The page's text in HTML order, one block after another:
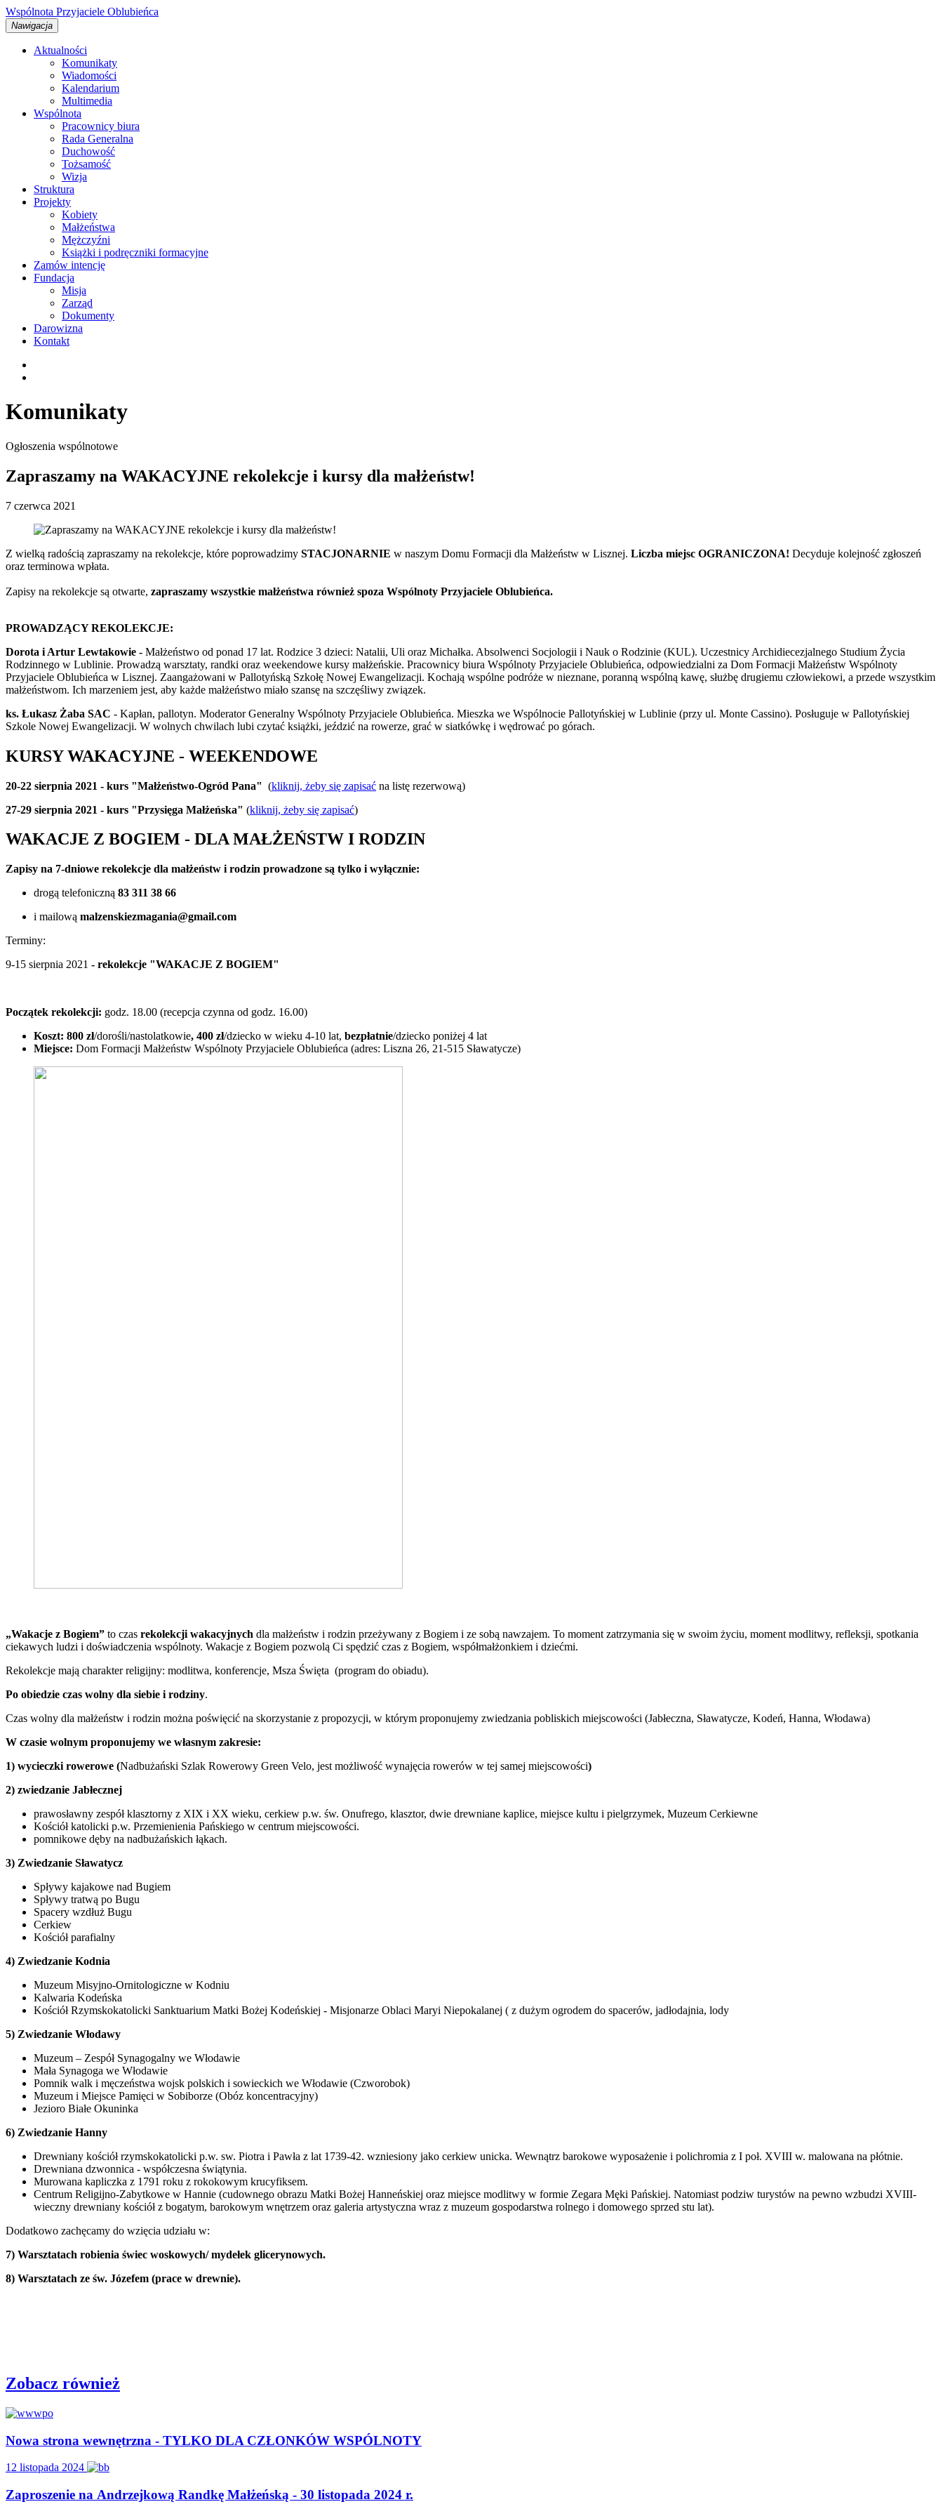
Wspólnota Przyjaciele Oblubieńca
Nawigacja
Aktualności
Komunikaty
Wiadomości
Kalendarium
Multimedia
Wspólnota
Pracownicy biura
Rada Generalna
Duchowość
Tożsamość
Wizja
Struktura
Projekty
Kobiety
Małżeństwa
Mężczyźni
Książki i podręczniki formacyjne
Zamów intencję
Fundacja
Misja
Zarząd
Dokumenty
Darowizna
Kontakt
Komunikaty
Ogłoszenia wspólnotowe
Zapraszamy na WAKACYJNE rekolekcje i kursy dla małżeństw!
7 czerwca 2021
Z wielką radością zapraszamy na rekolekcje, które poprowadzimy STACJONARNIE w naszym Domu Formacji dla Małżeństw w Lisznej. Liczba miejsc OGRANICZONA! Decyduje kolejność zgłoszeń
oraz terminowa wpłata.
Zapisy na rekolekcje są otwarte, zapraszamy wszystkie małżeństwa również spoza Wspólnoty Przyjaciele Oblubieńca.
PROWADZĄCY REKOLEKCJE:
Dorota i Artur Lewtakowie - Małżeństwo od ponad 17 lat. Rodzice 3 dzieci: Natalii, Uli oraz Michałka. Absolwenci Socjologii i Nauk o Rodzinie (KUL). Uczestnicy Archidiecezjalnego Studium Życia
Rodzinnego w Lublinie. Prowadzą warsztaty, randki oraz weekendowe kursy małżeńskie. Pracownicy biura Wspólnoty Przyjaciele Oblubieńca, odpowiedzialni za Dom Formacji Małżeństw Wspólnoty
Przyjaciele Oblubieńca w Lisznej. Zaangażowani w Pallotyńską Szkołę Nowej Ewangelizacji. Kochają wspólne podróże w nieznane, poranną wspólną kawę, służbę drugiemu człowiekowi, a przede wszystkim
małżeństwom. Ich marzeniem jest, aby każde małżeństwo miało szansę na szczęśliwy związek.
ks. Łukasz Żaba SAC - Kapłan, pallotyn. Moderator Generalny Wspólnoty Przyjaciele Oblubieńca. Mieszka we Wspólnocie Pallotyńskiej w Lublinie (przy ul. Monte Cassino). Posługuje w Pallotyńskiej
Szkole Nowej Ewangelizacji. W wolnych chwilach lubi czytać książki, jeździć na rowerze, grać w siatkówkę i wędrować po górach.
KURSY WAKACYJNE - WEEKENDOWE
20-22 sierpnia 2021 - kurs "Małżeństwo-Ogród Pana" (kliknij, żeby się zapisać na listę rezerwową)
27-29 sierpnia 2021 - kurs "Przysięga Małżeńska" (kliknij, żeby się zapisać)
WAKACJE Z BOGIEM - DLA MAŁŻEŃSTW I RODZIN
Zapisy na 7-dniowe rekolekcje dla małżeństw i rodzin prowadzone są tylko i wyłącznie:
drogą telefoniczną 83 311 38 66
i mailową malzenskiezmagania@gmail.com
Terminy:
9-15 sierpnia 2021 - rekolekcje "WAKACJE Z BOGIEM"
Początek rekolekcji: godz. 18.00 (recepcja czynna od godz. 16.00)
Koszt: 800 zł/dorośli/nastolatkowie, 400 zł/dziecko w wieku 4-10 lat, bezpłatnie/dziecko poniżej 4 lat
Miejsce: Dom Formacji Małżeństw Wspólnoty Przyjaciele Oblubieńca (adres: Liszna 26, 21-515 Sławatycze)
„Wakacje z Bogiem” to czas rekolekcji wakacyjnych dla małżeństw i rodzin przeżywany z Bogiem i ze sobą nawzajem. To moment zatrzymania się w swoim życiu, moment modlitwy, refleksji, spotkania
ciekawych ludzi i doświadczenia wspólnoty. Wakacje z Bogiem pozwolą Ci spędzić czas z Bogiem, współmałżonkiem i dziećmi.
Rekolekcje mają charakter religijny: modlitwa, konferencje, Msza Święta (program do obiadu).
Po obiedzie czas wolny dla siebie i rodziny.
Czas wolny dla małżeństw i rodzin można poświęcić na skorzystanie z propozycji, w którym proponujemy zwiedzania pobliskich miejscowości (Jabłeczna, Sławatycze, Kodeń, Hanna, Włodawa)
W czasie wolnym proponujemy we własnym zakresie:
1) wycieczki rowerowe (Nadbużański Szlak Rowerowy Green Velo, jest możliwość wynajęcia rowerów w tej samej miejscowości)
2) zwiedzanie Jabłecznej
prawosławny zespół klasztorny z XIX i XX wieku, cerkiew p.w. św. Onufrego, klasztor, dwie drewniane kaplice, miejsce kultu i pielgrzymek, Muzeum Cerkiewne
Kościół katolicki p.w. Przemienienia Pańskiego w centrum miejscowości.
pomnikowe dęby na nadbużańskich łąkach.
3) Zwiedzanie Sławatycz
Spływy kajakowe nad Bugiem
Spływy tratwą po Bugu
Spacery wzdłuż Bugu
Cerkiew
Kościół parafialny
4) Zwiedzanie Kodnia
Muzeum Misyjno-Ornitologiczne w Kodniu
Kalwaria Kodeńska
Kościół Rzymskokatolicki Sanktuarium Matki Bożej Kodeńskiej - Misjonarze Oblaci Maryi Niepokalanej ( z dużym ogrodem do spacerów, jadłodajnia, lody
5) Zwiedzanie Włodawy
Muzeum – Zespół Synagogalny we Włodawie
Mała Synagoga we Włodawie
Pomnik walk i męczeństwa wojsk polskich i sowieckich we Włodawie (Czworobok)
Muzeum i Miejsce Pamięci w Sobiborze (Obóz koncentracyjny)
Jezioro Białe Okuninka
6) Zwiedzanie Hanny
Drewniany kościół rzymskokatolicki p.w. sw. Piotra i Pawła z lat 1739-42. wzniesiony jako cerkiew unicka. Wewnątrz barokowe wyposażenie i polichromia z I poł. XVIII w. malowana na płótnie.
Drewniana dzwonnica - współczesna świątynia.
Murowana kapliczka z 1791 roku z rokokowym krucyfiksem.
Centrum Religijno-Zabytkowe w Hannie (cudownego obrazu Matki Bożej Hanneńskiej oraz miejsce modlitwy w formie Zegara Męki Pańskiej. Natomiast podziw turystów na pewno wzbudzi XVIII-
wieczny drewniany kościół z bogatym, barokowym wnętrzem oraz galeria artystyczna wraz z muzeum gospodarstwa rolnego i domowego sprzed stu lat).
Dodatkowo zachęcamy do wzięcia udziału w:
7) Warsztatach robienia świec woskowych/ mydełek glicerynowych.
8) Warsztatach ze św. Józefem (prace w drewnie).
Zobacz również
Nowa strona wewnętrzna - TYLKO DLA CZŁONKÓW WSPÓLNOTY
12 listopada 2024
Zaproszenie na Andrzejkową Randkę Małżeńską - 30 listopada 2024 r.